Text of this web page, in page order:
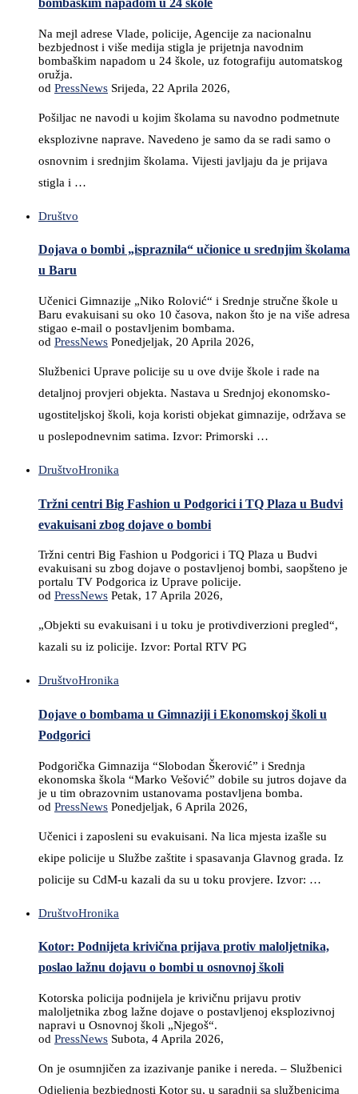
bombaškim napadom u 24 škole
Na mejl adrese Vlade, policije, Agencije za nacionalnu
bezbjednost i više medija stigla je prijetnja navodnim
bombaškim napadom u 24 škole, uz fotografiju automatskog
oružja.
od PressNews Srijeda, 22 Aprila 2026,
Pošiljac ne navodi u kojim školama su navodno podmetnute
eksplozivne naprave. Navedeno je samo da se radi samo o
osnovnim i srednjim školama. Vijesti javljaju da je prijava
stigla i …
Društvo
Dojava o bombi „ispraznila“ učionice u srednjim školama
u Baru
Učenici Gimnazije „Niko Rolović“ i Srednje stručne škole u
Baru evakuisani su oko 10 časova, nakon što je na više adresa
stigao e-mail o postavljenim bombama.
od PressNews Ponedjeljak, 20 Aprila 2026,
Službenici Uprave policije su u ove dvije škole i rade na
detaljnoj provjeri objekta. Nastava u Srednjoj ekonomsko-
ugostiteljskoj školi, koja koristi objekat gimnazije, održava se
u poslepodnevnim satima. Izvor: Primorski …
DruštvoHronika
Tržni centri Big Fashion u Podgorici i TQ Plaza u Budvi
evakuisani zbog dojave o bombi
Tržni centri Big Fashion u Podgorici i TQ Plaza u Budvi
evakuisani su zbog dojave o postavljenoj bombi, saopšteno je
portalu TV Podgorica iz Uprave policije.
od PressNews Petak, 17 Aprila 2026,
„Objekti su evakuisani i u toku je protivdiverzioni pregled“,
kazali su iz policije. Izvor: Portal RTV PG
DruštvoHronika
Dojave o bombama u Gimnaziji i Ekonomskoj školi u
Podgorici
Podgorička Gimnazija “Slobodan Škerović” i Srednja
ekonomska škola “Marko Vešović” dobile su jutros dojave da
je u tim obrazovnim ustanovama postavljena bomba.
od PressNews Ponedjeljak, 6 Aprila 2026,
Učenici i zaposleni su evakuisani. Na lica mjesta izašle su
ekipe policije u Službe zaštite i spasavanja Glavnog grada. Iz
policije su CdM-u kazali da su u toku provjere. Izvor: …
DruštvoHronika
Kotor: Podnijeta krivična prijava protiv maloljetnika,
poslao lažnu dojavu o bombi u osnovnoj školi
Kotorska policija podnijela je krivičnu prijavu protiv
maloljetnika zbog lažne dojave o postavljenoj eksplozivnoj
napravi u Osnovnoj školi „Njegoš“.
od PressNews Subota, 4 Aprila 2026,
On je osumnjičen za izazivanje panike i nereda. – Službenici
Odjeljenja bezbjednosti Kotor su, u saradnji sa službenicima